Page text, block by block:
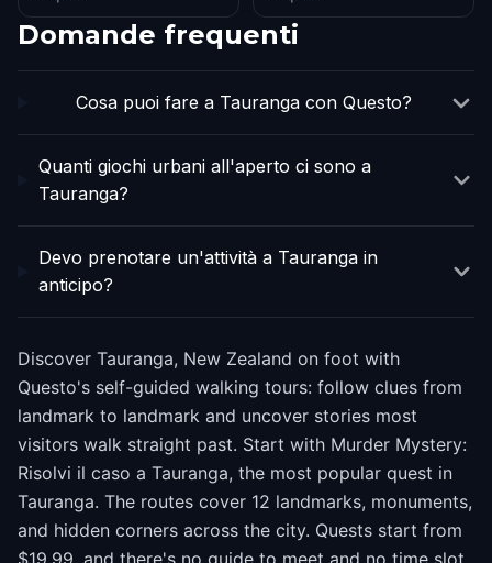
Domande frequenti
Cosa puoi fare a Tauranga con Questo?
Quanti giochi urbani all'aperto ci sono a
Tauranga?
Devo prenotare un'attività a Tauranga in
anticipo?
Discover Tauranga, New Zealand on foot with
Questo's self-guided walking tours: follow clues from
landmark to landmark and uncover stories most
visitors walk straight past. Start with Murder Mystery:
Risolvi il caso a Tauranga, the most popular quest in
Tauranga. The routes cover 12 landmarks, monuments,
and hidden corners across the city. Quests start from
$19.99, and there's no guide to meet and no time slot